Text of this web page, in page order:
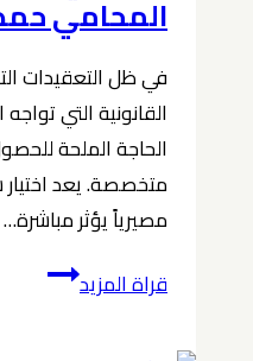
المحامي
في ظل التعقيدات
القانونية التي
الحاجة الملحة
متخصصة. يعد اختيار
مصيرياً يؤثر مباشرة…
قراة المزيددليلك